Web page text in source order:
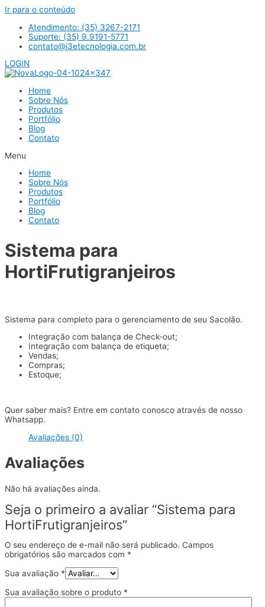
Ir para o conteúdo
Atendimento: (35) 3267-2171
Suporte: (35) 9.9191-5771
contato@i3etecnologia.com.br
LOGIN
Home
Sobre Nós
Produtos
Portfólio
Blog
Contato
Menu
Home
Sobre Nós
Produtos
Portfólio
Blog
Contato
Sistema para
HortiFrutigranjeiros
Sistema para completo para o gerenciamento de seu Sacolão.
Integração com balança de Check-out;
Integração com balança de etiqueta;
Vendas;
Compras;
Estoque;
Quer saber mais? Entre em contato conosco através de nosso
Whatsapp.
Avaliações (0)
Avaliações
Não há avaliações ainda.
Seja o primeiro a avaliar “Sistema para
HortiFrutigranjeiros”
O seu endereço de e-mail não será publicado. Campos
obrigatórios são marcados com *
Sua avaliação *
Sua avaliação sobre o produto *